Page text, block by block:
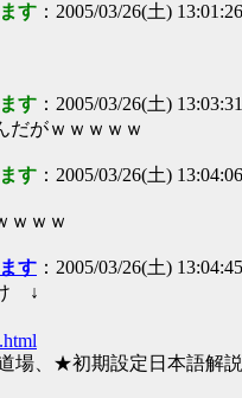
す ：2005/03/26(土)
す ：2005/03/26(土)
だがｗｗｗｗｗ
す ：2005/03/26(土)
ｗｗｗ
す ：2005/03/26(土)
↓
、★初期設定日本語解